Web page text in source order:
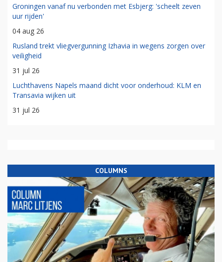
Groningen vanaf nu verbonden met Esbjerg: 'scheelt zeven
uur rijden'
04 aug 26
Rusland trekt vliegvergunning Izhavia in wegens zorgen over
veiligheid
31 jul 26
Luchthavens Napels maand dicht voor onderhoud: KLM en
Transavia wijken uit
31 jul 26
COLUMNS